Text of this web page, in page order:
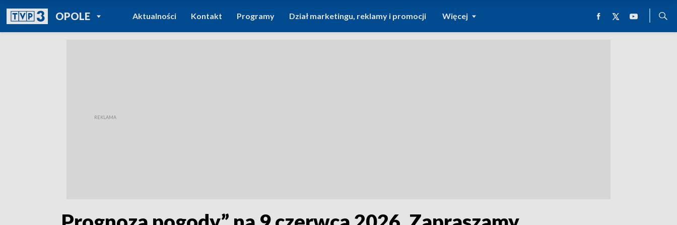
OPOLEPOWRÓT DO
TVP REGIONY
Aktualności Kontakt Programy Dział marketingu, reklamy i promocji Więcej